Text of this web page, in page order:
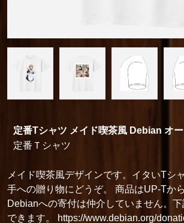
定番Tシャツ メイド喫茶風 Debian オ
定番Ｔシャツ
メイド喫茶風デザインです。イタいTシ
手への贈り物にどうぞ。 商品はUP-Tか
Debianへの寄付は仲介していません。
できます。 https://www.debian.org/